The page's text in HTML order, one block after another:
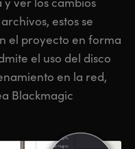
estos se
el proyecto en forma
el uso del disco
en la red,
Blackmagic